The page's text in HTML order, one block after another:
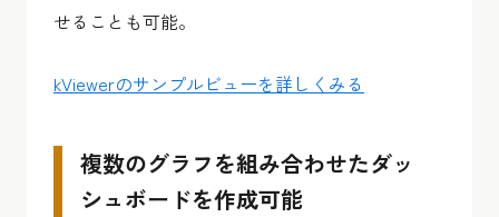
せることも可能。
kViewerのサンプルビューを詳しくみる
複数のグラフを組み合わせたダッ
シュボードを作成可能